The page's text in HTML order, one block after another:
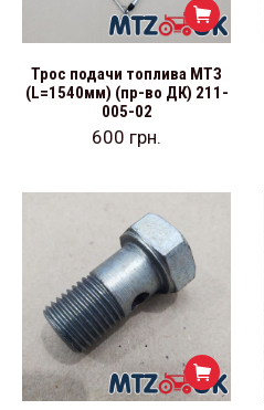
Трос подачи топлива МТЗ
(L=1540мм) (пр-во ДК) 211-
005-02
600 грн.